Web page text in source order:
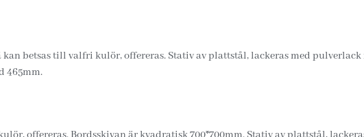
betsas till valfri kulör, offereras. Stativ av plattstål, lackeras med
465mm.